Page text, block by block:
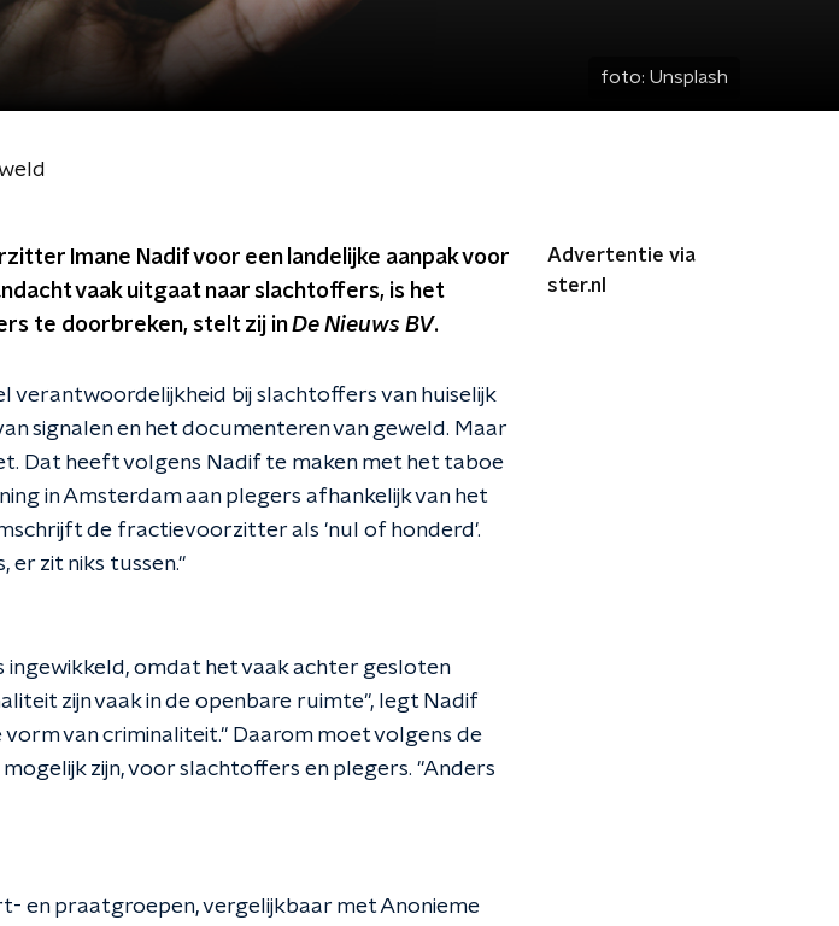
foto: Unsplash
Imane Nadif voor een landelijke aanpak voor
vaak uitgaat naar slachtoffers, is het
te doorbreken, stelt zij inDe Nieuws BV.
bij slachtoffers van huiselijk
signalen en het documenteren van geweld. Maar
Dat heeft volgens Nadif te maken met het taboe
in Amsterdam aan plegers afhankelijk van het
de fractievoorzitter als 'nul of honderd'.
er zit niks tussen."
ingewikkeld, omdat het vaak achter gesloten
zijn vaak in de openbare ruimte", legt Nadif
vorm van criminaliteit." Daarom moet volgens de
zijn, voor slachtoffers en plegers. "Anders
en praatgroepen, vergelijkbaar met Anonieme
Advertentie via
ster.nl